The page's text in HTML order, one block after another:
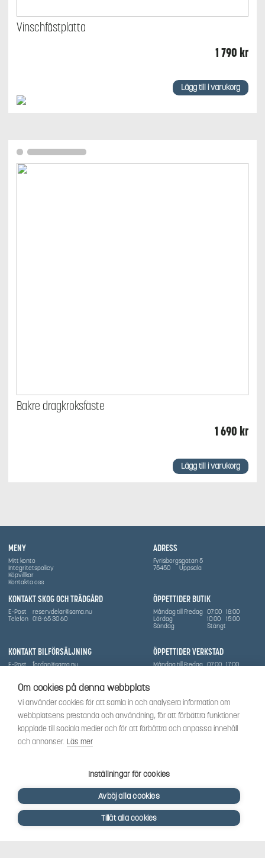
Om cookies på denna webbplats
Vi använder cookies för att samla in och analysera information om
webbplatsens prestanda och användning, för att förbättra funktioner
kopplade till sociala medier och för att förbättra och anpassa innehåll
och annonser. Läs mer
Inställningar för cookies
Avböj alla cookies
Tillåt alla cookies
Vinschfästplatta
1 790 kr
Lägg till i varukorg
Bakre dragkroksfäste
1 690 kr
Lägg till i varukorg
MENY
Mitt konto
Integritetspolicy
Köpvillkor
Kontakta oss
ÖPPETTIDER BUTIK
Måndag till Fredag 07:00 18:00
Lördag
10:00
15:00
Söndag
Stängt
ÖPPETTIDER VERKSTAD
Måndag till Fredag 07:00 17:00
ADRESS
Fyrisborgsgatan 5
75450
Uppsala
KONTAKT SKOG OCH TRÄDGÅRD
E-Post
reservdelar@sama.nu
Telefon 018-65 30 60
KONTAKT BILFÖRSÄLJNING
E-Post
fordon@sama.nu
Vi har sedan 1970-talet levererat skog-och trädgårdsprodukter till Uppsala med omnejd. Vi
har idag även ett brett utbud av dessa produkter samt BRP:s produktsortiment, gällande
Can-Am, Sea-Doo.
Vi är certifierad serviceverkstad.
SOCIALT